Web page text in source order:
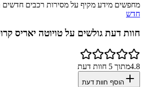
מחפשים מידע מקיף על מסירות רכבים חדשים
חדש
חוות דעת גולשים על טויוטה יאריס
4.8מתוך 5 חוות דעת
הוסף חוות דעת